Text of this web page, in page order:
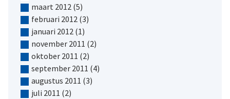
maart 2012 (5)
februari 2012 (3)
januari 2012 (1)
november 2011 (2)
oktober 2011 (2)
september 2011 (4)
augustus 2011 (3)
juli 2011 (2)